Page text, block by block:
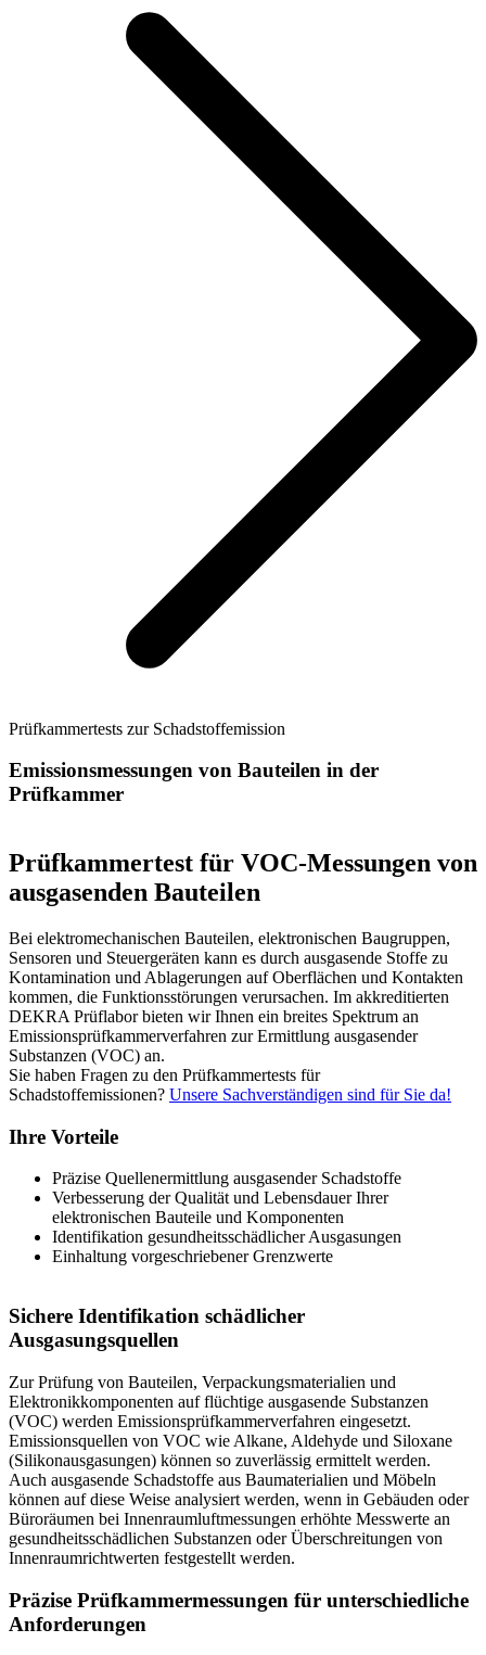
Prüfkammertests zur Schadstoffemission
Emissionsmessungen von Bauteilen in der
Prüfkammer
Prüfkammertest für VOC-Messungen von
ausgasenden Bauteilen
Bei elektromechanischen Bauteilen, elektronischen Baugruppen,
Sensoren und Steuergeräten kann es durch ausgasende Stoffe zu
Kontamination und Ablagerungen auf Oberflächen und Kontakten
kommen, die Funktionsstörungen verursachen. Im akkreditierten
DEKRA Prüflabor bieten wir Ihnen ein breites Spektrum an
Emissionsprüfkammerverfahren zur Ermittlung ausgasender
Substanzen (VOC) an.
Sie haben Fragen zu den Prüfkammertests für
Schadstoffemissionen? Unsere Sachverständigen sind für Sie da!
Ihre Vorteile
Präzise Quellenermittlung ausgasender Schadstoffe
Verbesserung der Qualität und Lebensdauer Ihrer
elektronischen Bauteile und Komponenten
Identifikation gesundheitsschädlicher Ausgasungen
Einhaltung vorgeschriebener Grenzwerte
Sichere Identifikation schädlicher
Ausgasungsquellen
Zur Prüfung von Bauteilen, Verpackungsmaterialien und
Elektronikkomponenten auf flüchtige ausgasende Substanzen
(VOC) werden Emissionsprüfkammerverfahren eingesetzt.
Emissionsquellen von VOC wie Alkane, Aldehyde und Siloxane
(Silikonausgasungen) können so zuverlässig ermittelt werden.
Auch ausgasende Schadstoffe aus Baumaterialien und Möbeln
können auf diese Weise analysiert werden, wenn in Gebäuden oder
Büroräumen bei Innenraumluftmessungen erhöhte Messwerte an
gesundheitsschädlichen Substanzen oder Überschreitungen von
Innenraumrichtwerten festgestellt werden.
Präzise Prüfkammermessungen für unterschiedliche
Anforderungen